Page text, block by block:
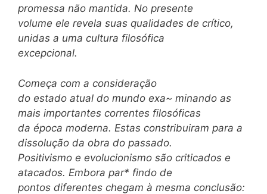
promessa não mantida. No presente
volume ele revela suas qualidades de crítico,
unidas a uma cultura filosófica
excepcional.
Começa com a consideração
do estado atual do mundo exa~ minando as
mais importantes correntes filosóficas
da época moderna. Estas constribuiram para a
dissolução da obra do passado.
Positivismo e evolucionismo são criticados e
atacados. Embora par* findo de
pontos diferentes chegam à mesma conclusão: